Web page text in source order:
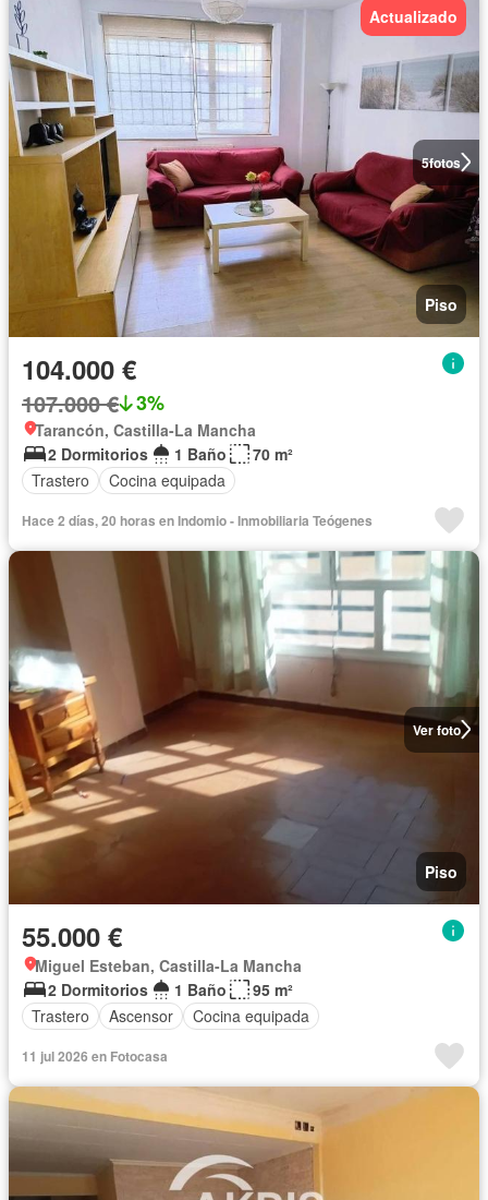
5fotos
Actualizado
Piso
104.000 €
107.000 € 3%
Tarancón, Castilla-La Mancha
2 Dormitorios
1 Baño
70 m²
Trastero
Cocina equipada
Hace 2 días, 20 horas en Indomio - Inmobiliaria Teógenes
Ver foto
Piso
55.000 €
Miguel Esteban, Castilla-La Mancha
2 Dormitorios
1 Baño
95 m²
Trastero
Ascensor Cocina equipada
11 jul 2026 en Fotocasa